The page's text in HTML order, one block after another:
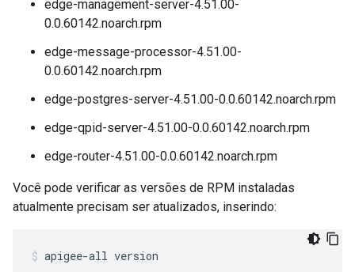
edge-management-server-4.51.00-
0.0.60142.noarch.rpm
edge-message-processor-4.51.00-
0.0.60142.noarch.rpm
edge-postgres-server-4.51.00-0.0.60142.noarch.rpm
edge-qpid-server-4.51.00-0.0.60142.noarch.rpm
edge-router-4.51.00-0.0.60142.noarch.rpm
Você pode verificar as versões de RPM instaladas
atualmente precisam ser atualizados, inserindo:
apigee-all version